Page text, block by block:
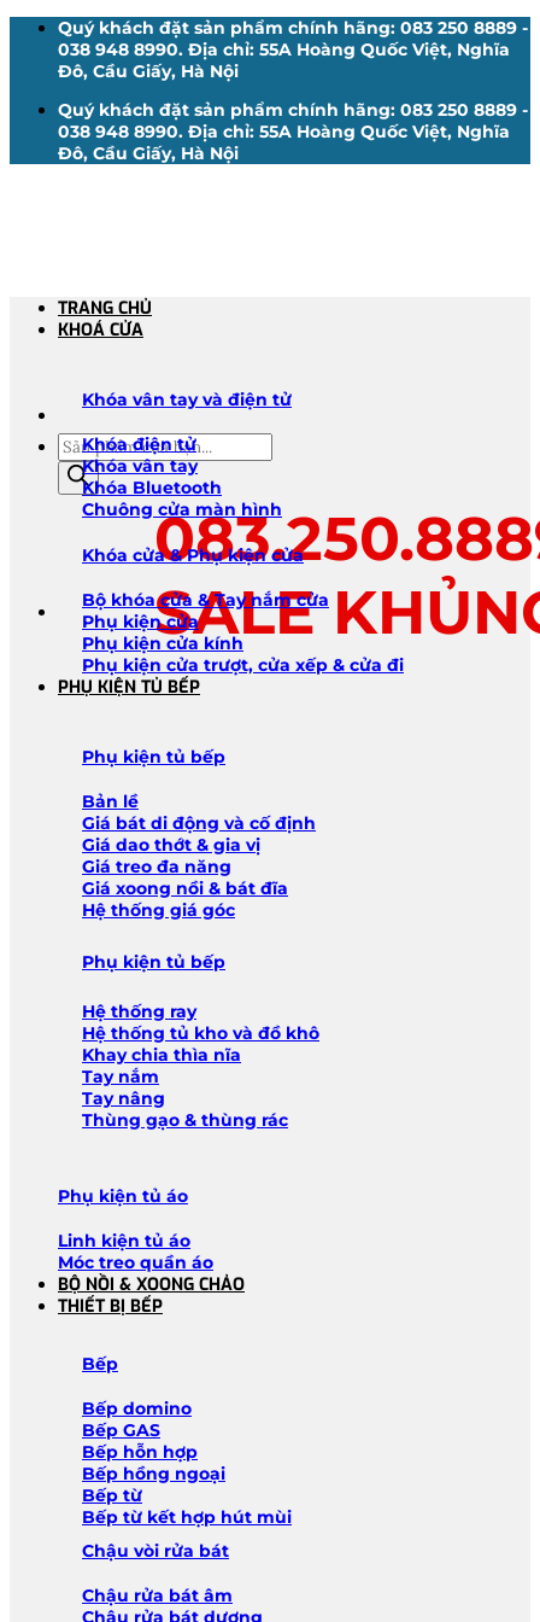
Quý khách đặt sản phẩm chính hãng: 083 250 8889 -
038 948 8990. Địa chỉ: 55A Hoàng Quốc Việt, Nghĩa
Đô, Cầu Giấy, Hà Nội
Quý khách đặt sản phẩm chính hãng: 083 250 8889 -
038 948 8990. Địa chỉ: 55A Hoàng Quốc Việt, Nghĩa
Đô, Cầu Giấy, Hà Nội
Tìm
kiếm
sản
phẩm
SALE
TRANG CHỦ
KHOÁ CỬA
Khóa vân tay và điện tử
Khóa điện tử
Khóa vân tay
Khóa Bluetooth
Chuông cửa màn hình
Khóa cửa & Phụ kiện cửa
Bộ khóa cửa & Tay nắm cửa
Phụ kiện cửa
Phụ kiện cửa kính
Phụ kiện cửa trượt, cửa xếp & cửa đi
PHỤ KIỆN TỦ BẾP
Phụ kiện tủ bếp
Bản lề
Giá bát di động và cố định
Giá dao thớt & gia vị
Giá treo đa năng
Giá xoong nồi & bát đĩa
Hệ thống giá góc
Phụ kiện tủ bếp
Hệ thống ray
Hệ thống tủ kho và đồ khô
Khay chia thìa nĩa
Tay nắm
Tay nâng
Thùng gạo & thùng rác
Phụ kiện tủ áo
Linh kiện tủ áo
Móc treo quần áo
BỘ NỒI & XOONG CHẢO
THIẾT BỊ BẾP
Bếp
Bếp domino
Bếp GAS
Bếp hỗn hợp
Bếp hồng ngoại
Bếp từ
Bếp từ kết hợp hút mùi
Chậu vòi rửa bát
Chậu rửa bát âm
Chậu rửa bát dương